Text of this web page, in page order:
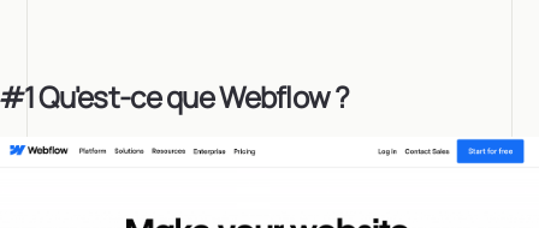
Qu'est-ce que Webflow ?